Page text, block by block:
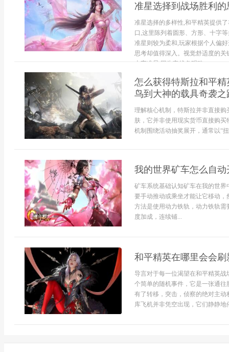
准星选择到战场胜利的
准星选择的多样性,和平精英提供
口,这里陈列着圆形、方形、十字
准星则较为柔和,玩家根据个人偏
思考却值得深入。视觉舒适度的
十字准星,因为它线条明确...
怎么获得特斯拉和平
鸟到大神的载具奇袭之
理解核心机制，特斯拉并非直接
肤，它并非使用现实货币直接购
机制围绕活动抽奖展开，通常以“
我的世界矿车怎么自
矿车系统基础认知矿车在我的世
要手动推动或乘坐才能让它移动
方法是使用动力铁轨，动力铁轨
度加成，连续铺...
和平精英在哪里会会
导言对于每一位渴望在和平精英
个简单的随机事件，它是一张通
有了转移，突击，侦察的绝对主
库飞机并非凭空出现，它们静静地